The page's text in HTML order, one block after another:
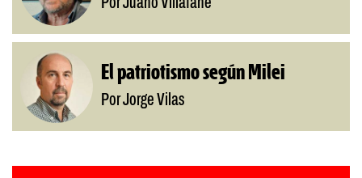
Por Juano Villafañe
El patriotismo según Milei
Por Jorge Vilas